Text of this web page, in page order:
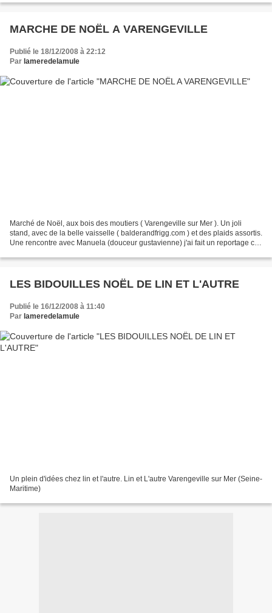
MARCHE DE NOËL A VARENGEVILLE
Publié le 18/12/2008 à 22:12
Par lameredelamule
Marché de Noël, aux bois des moutiers ( Varengeville sur Mer ). Un joli
stand, avec de la belle vaisselle ( balderandfrigg.com ) et des plaids assortis.
Une rencontre avec Manuela (douceur gustavienne) j'ai fait un reportage cet
LES BIDOUILLES NOËL DE LIN ET L'AUTRE
Publié le 16/12/2008 à 11:40
Par lameredelamule
Un plein d'idées chez lin et l'autre. Lin et L'autre Varengeville sur Mer (Seine-
Maritime)